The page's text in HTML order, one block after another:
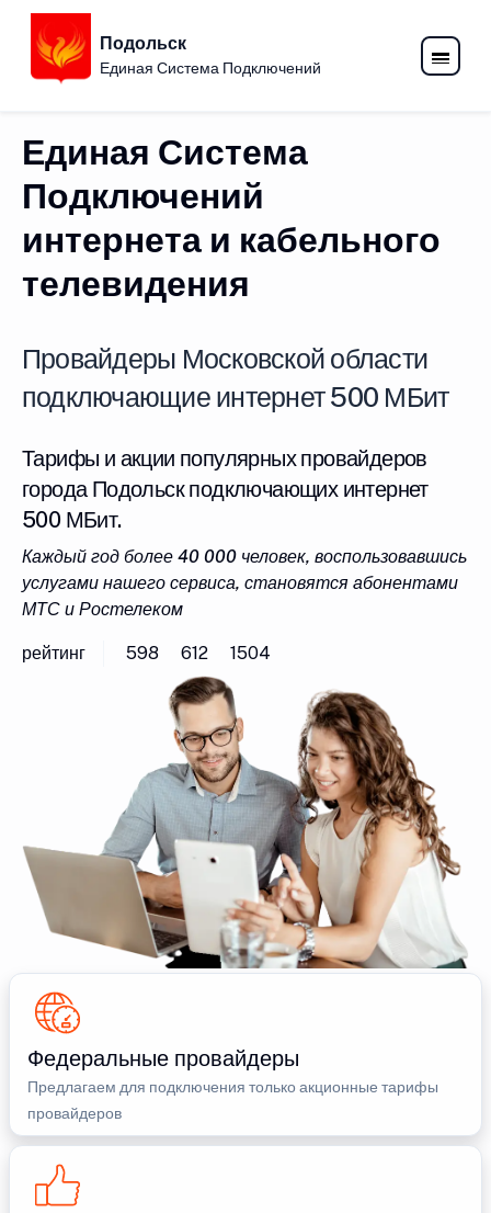
Подольск
Единая Система Подключений
Единая Система
Подключений
интернета и кабельного
телевидения
Провайдеры Московской области
подключающие интернет 500 МБит
Тарифы и акции популярных провайдеров
города Подольск подключающих интернет
500 МБит.
Каждый год более 40 000 человек, воспользовавшись
услугами нашего сервиса, становятся абонентами
МТС и Ростелеком
рейтинг 598 612 1504
Федеральные провайдеры
Предлагаем для подключения только акционные тарифы
провайдеров